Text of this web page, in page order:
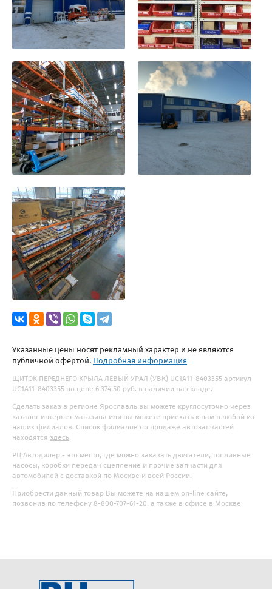
Указанные цены носят рекламный характер и не являются
публичной офертой. Подробная информация
ЩИТОК ПЕРЕДНЕГО КРЫЛА ЛЕВЫЙ УРАЛ (УВК) UC1A11-8403355 артикул
UC1A11-8403355 по цене 6 374.50 руб. в наличии на складе.
Сделать заказ в регионе Ярославль вы можете круглосуточно через
каталог интернет магазина или вы можете приехать к нам в любой из
наших филиалов. Список филиалов по продаже автозапчастей
находятся здесь.
РЦ Автодилер - это место, где можно заказать двигатели, топливные
насосы, коробки передач сцепление и прочие запчасти для
автомобилей с доставкой по Москве и всей России.
Приобрести данный товар Вы можете на нашем on-line сайте,
позвонив по телефону 8-800-707-61-20, а также в офисе в Москве.